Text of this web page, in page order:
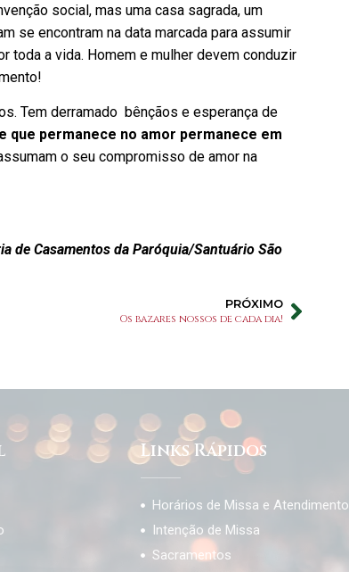
social, mas uma casa sagrada, um
se encontram na data marcada para assumir
toda a vida. Homem e mulher devem conduzir
Tem derramado bênçãos e esperança de
que permanece no amor permanece em
o seu compromisso de amor na
de Casamentos da Paróquia/Santuário São
PRÓXIMO
Os bazares nossos de cada dia!
Links Rápidos
Horários de Missa e Atendimento
Intenção de Missa
Sacramentos